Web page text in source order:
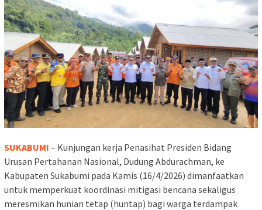
SUKABUMI – Kunjungan kerja Penasihat Presiden Bidang
Urusan Pertahanan Nasional, Dudung Abdurachman, ke
Kabupaten Sukabumi pada Kamis (16/4/2026) dimanfaatkan
untuk memperkuat koordinasi mitigasi bencana sekaligus
meresmikan hunian tetap (huntap) bagi warga terdampak